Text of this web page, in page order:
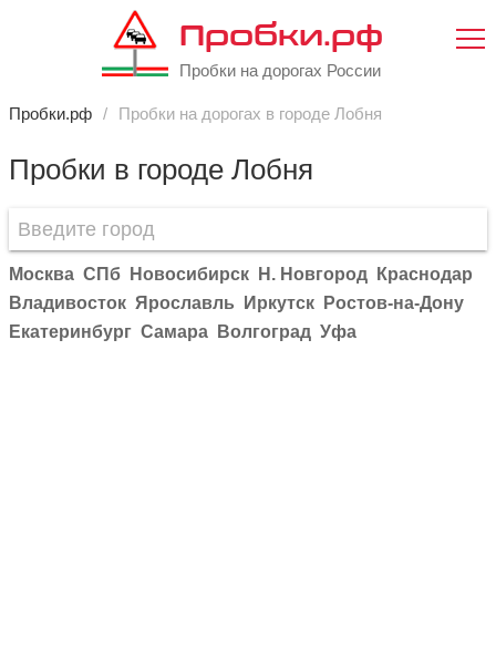
Пробки.рф
Пробки на дорогах России
Пробки.рф Пробки на дорогах в городе Лобня
Пробки в городе Лобня
Москва СПб Новосибирск Н. Новгород
Краснодар
Владивосток Ярославль Иркутск
Ростов-на-Дону
Екатеринбург Самара Волгоград Уфа